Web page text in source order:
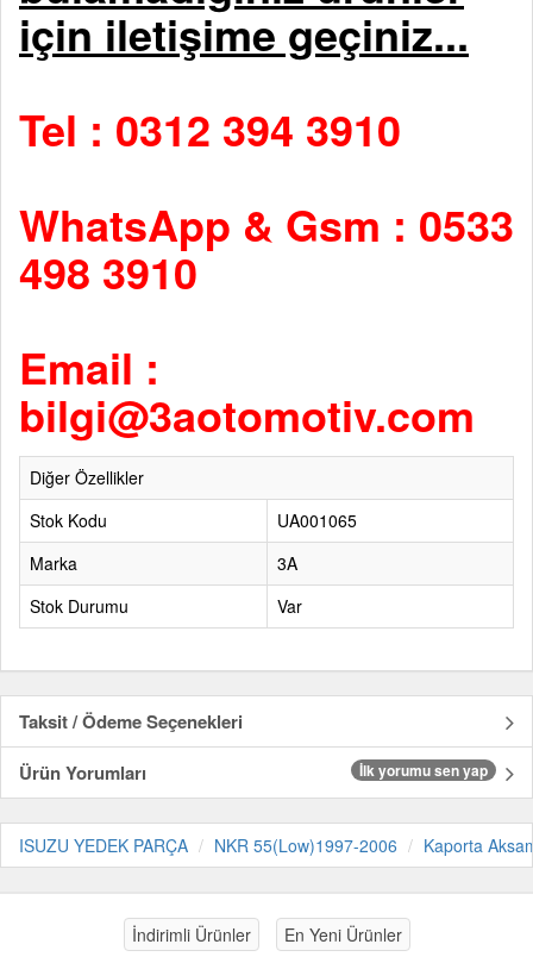
için iletişime geçiniz...
Tel : 0312 394 3910
WhatsApp & Gsm : 0533
498 3910
Email :
bilgi@3aotomotiv.com
Diğer Özellikler
Stok Kodu
UA001065
Marka
3A
Stok Durumu
Var
Taksit / Ödeme Seçenekleri
Ürün Yorumları
İlk yorumu sen yap
ISUZU YEDEK PARÇA NKR 55(Low)1997-2006 Kaporta
İndirimli Ürünler En Yeni Ürünler